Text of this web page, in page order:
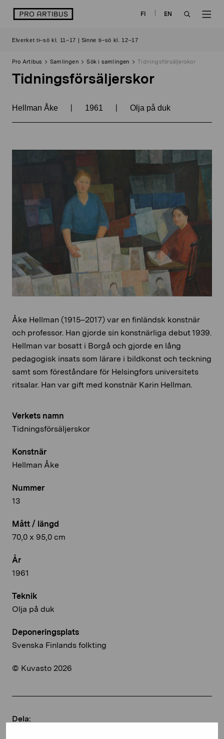
logo FI
EN
Elverket ti–sö kl. 11–17 | Sinne ti–sö kl. 12–17
Pro Artibus Samlingen Sök i samlingen Tidningsförsäljerskor
Tidningsförsäljerskor
Hellman Åke | 1961 | Olja på duk
Verkets namn
Tidningsförsäljerskor
Konstnär
Hellman Åke
Nummer
13
Mått / längd
70,0 x 95,0 cm
År
1961
Teknik
Olja på duk
Deponeringsplats
Svenska Finlands folkting
© Kuvasto 2026
Dela:
Åke Hellman (1915–2017) var en finländsk konstnär
och professor. Han gjorde sin konstnärliga debut 1939.
Hellman var bosatt i Borgå och gjorde en lång
pedagogisk insats som lärare i bildkonst och teckning
samt som föreståndare för Helsingfors universitets
ritsalar. Han var gift med konstnär Karin Hellman.